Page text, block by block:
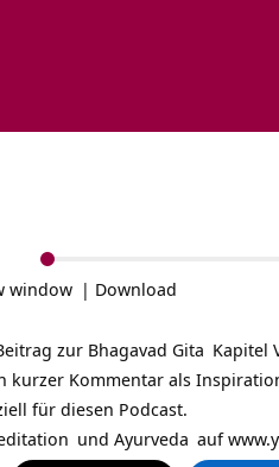
window | Download
zur Bhagavad Gita Kapitel
kurzer Kommentar als
für diesen Podcast.
und Ayurveda auf